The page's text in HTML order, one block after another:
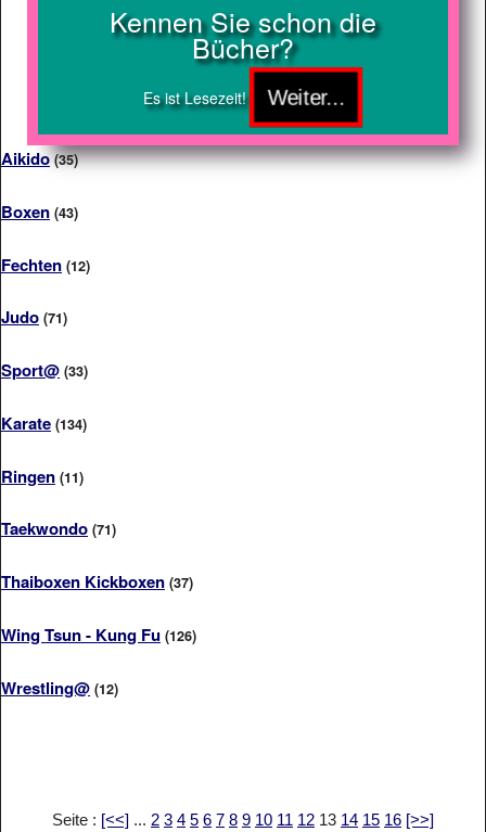
Kennen Sie schon die
Bücher?
Es ist Lesezeit!
Aikido (35)
Boxen (43)
Fechten (12)
Judo (71)
Sport@ (33)
Karate (134)
Ringen (11)
Taekwondo (71)
Thaiboxen Kickboxen (37)
Wing Tsun - Kung Fu (126)
Wrestling@ (12)
Seite : [<<] ... 2 3 4 5 6 7 8 9 10 11 12 13 14 15 16 [>>]